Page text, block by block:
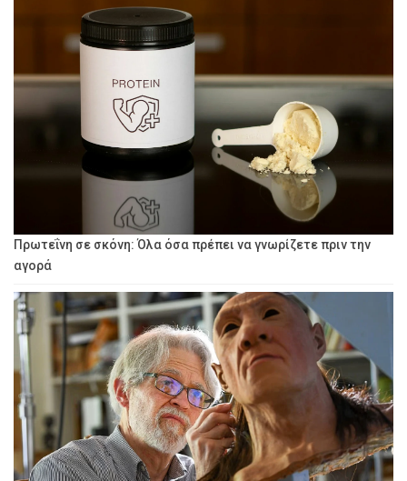
Πρωτεΐνη σε σκόνη: Όλα όσα πρέπει να γνωρίζετε πριν την
αγορά